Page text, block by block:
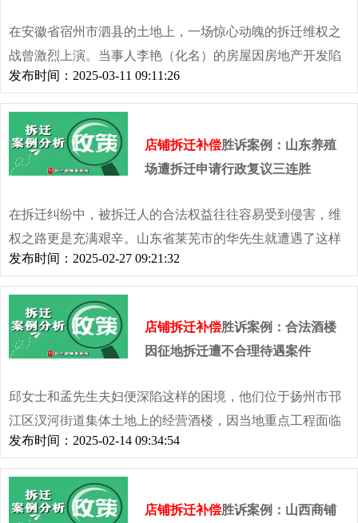
在安徽省宿州市泗县的土地上，一场惊心动魄的拆迁维权之
战曾激烈上演。当事人李艳（化名）的房屋因房地产开发陷
入征收拆迁的漩涡，拆迁办的种种不合理操作让她陷入绝
境。然而，在这场看似力量悬殊的博弈中，转机悄然出现。
发布时间：2025-03-11 09:11:26
店铺拆迁补偿胜诉案例：山东养殖
场遭拆迁申请行政复议三连胜
在拆迁纠纷中，被拆迁人的合法权益往往容易受到侵害，维
权之路更是充满艰辛。山东省莱芜市的华先生就遭遇了这样
的困境，他的房屋及养殖设施在未得到合理补偿的情况下被
暴力强拆，维权初期困难重重。然而，在专业拆迁律师的助
力下，这起看似棘手的案件迎来了转机。
发布时间：2025-02-27 09:21:32
店铺拆迁补偿胜诉案例：合法酒楼
因征地拆迁遭不合理待遇案件
邱女士和孟先生夫妇便深陷这样的困境，他们位于扬州市邗
江区汊河街道集体土地上的经营酒楼，因当地重点工程面临
拆迁，遭遇拆迁办诸多不合理对待。
发布时间：2025-02-14 09:34:54
店铺拆迁补偿胜诉案例：山西商铺